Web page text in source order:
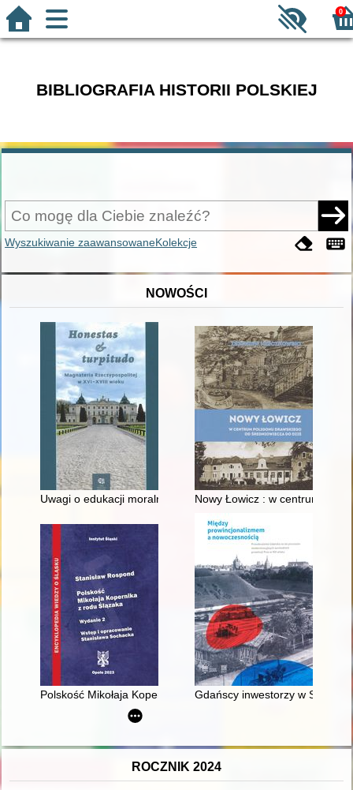
0
BIBLIOGRAFIA HISTORII POLSKIEJ
Wyszukiwanie zaawansowaneKolekcje
NOWOŚCI
Uwagi o edukacji moralnej synów szlacheckich w XVI-
Nowy Łowicz : w centrum
Polskość Mikołaja Kopernika z rodu Ślązaka
Gdańscy inwestorzy w
ROCZNIK 2024